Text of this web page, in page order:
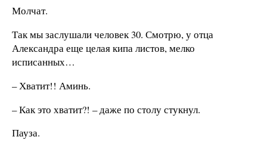
Молчат.
Так мы заслушали человек 30. Смотрю, у отца
Александра еще целая кипа листов, мелко
исписанных…
– Хватит!! Аминь.
– Как это хватит?! – даже по столу стукнул.
Пауза.